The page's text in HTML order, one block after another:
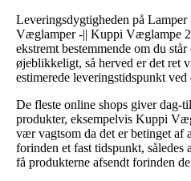
Leveringsdygtigheden på
Væglamper -|| Kuppi Væglampe
ekstremt bestemmende om du
øjeblikkeligt, så herved er det ret
estimerede leveringstidspunkt
De fleste online shops giver dag-
produkter, eksempelvis Kuppi
vær vagtsom da det er betinget af
forinden et fast tidspunkt, således
få produkterne afsendt forinden